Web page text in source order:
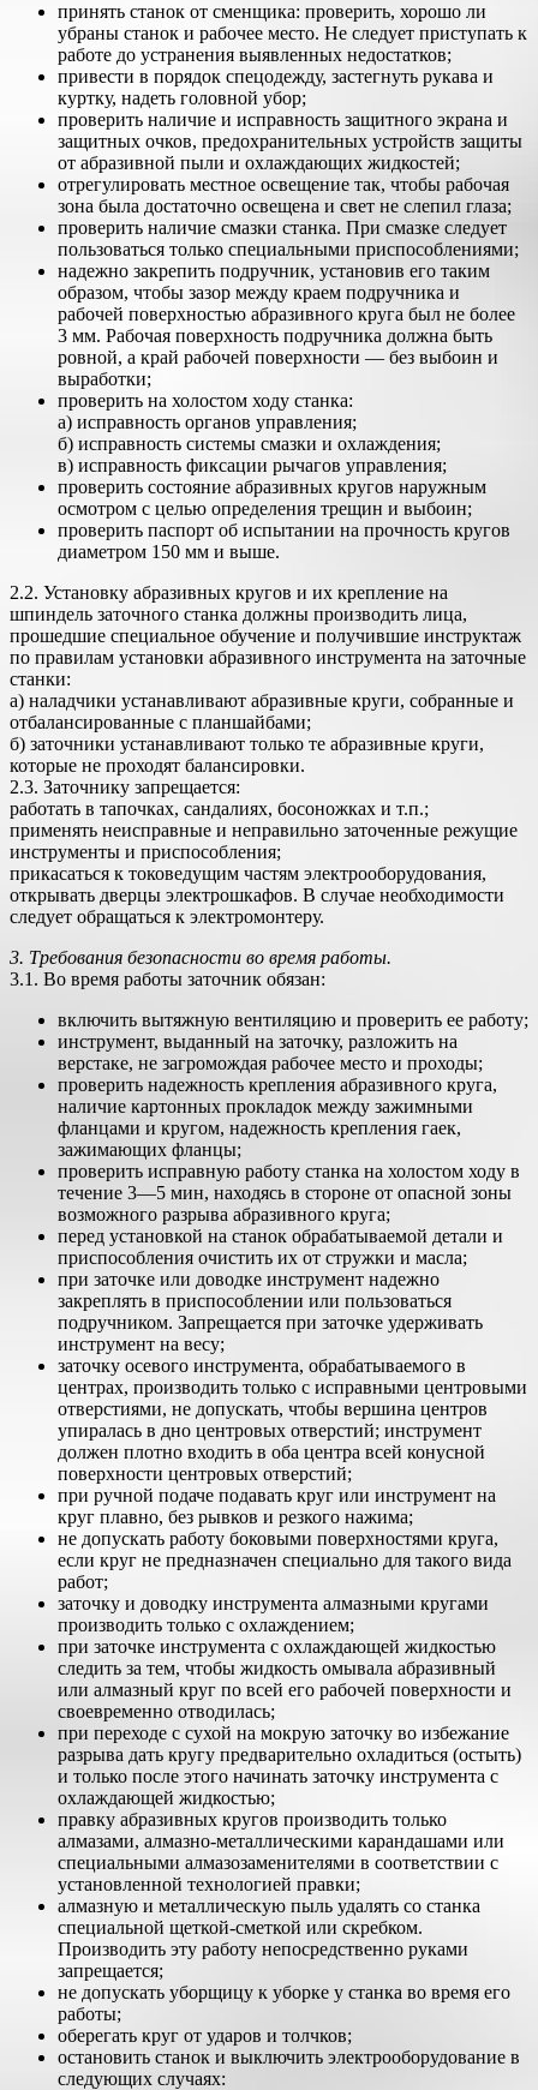
принять станок от сменщика: проверить, хорошо ли
убраны станок и рабочее место. Не следует приступать к
работе до устранения выявленных недостатков;
привести в порядок спецодежду, застегнуть рукава и
куртку, надеть головной убор;
проверить наличие и исправность защитного экрана и
защитных очков, предохранительных устройств защиты
от абразивной пыли и охлаждающих жидкостей;
отрегулировать местное освещение так, чтобы рабочая
зона была достаточно освещена и свет не слепил глаза;
проверить наличие смазки станка. При смазке следует
пользоваться только специальными приспособлениями;
надежно закрепить подручник, установив его таким
образом, чтобы зазор между краем подручника и
рабочей поверхностью абразивного круга был не более
3 мм. Рабочая поверхность подручника должна быть
ровной, а край рабочей поверхности — без выбоин и
выработки;
проверить на холостом ходу станка:
а) исправность органов управления;
б) исправность системы смазки и охлаждения;
в) исправность фиксации рычагов управления;
проверить состояние абразивных кругов наружным
осмотром с целью определения трещин и выбоин;
проверить паспорт об испытании на прочность кругов
диаметром 150 мм и выше.
2.2. Установку абразивных кругов и их крепление на
шпиндель заточного станка должны производить лица,
прошедшие специальное обучение и получившие инструктаж
по правилам установки абразивного инструмента на заточные
станки:
а) наладчики устанавливают абразивные круги, собранные и
отбалансированные с планшайбами;
б) заточники устанавливают только те абразивные круги,
которые не проходят балансировки.
2.3. Заточнику запрещается:
работать в тапочках, сандалиях, босоножках и т.п.;
применять неисправные и неправильно заточенные режущие
инструменты и приспособления;
прикасаться к токоведущим частям электрооборудования,
открывать дверцы электрошкафов. В случае необходимости
следует обращаться к электромонтеру.
3. Требования безопасности во время работы.
3.1. Во время работы заточник обязан:
включить вытяжную вентиляцию и проверить ее работу;
инструмент, выданный на заточку, разложить на
верстаке, не загромождая рабочее место и проходы;
проверить надежность крепления абразивного круга,
наличие картонных прокладок между зажимными
фланцами и кругом, надежность крепления гаек,
зажимающих фланцы;
проверить исправную работу станка на холостом ходу в
течение 3—5 мин, находясь в стороне от опасной зоны
возможного разрыва абразивного круга;
перед установкой на станок обрабатываемой детали и
приспособления очистить их от стружки и масла;
при заточке или доводке инструмент надежно
закреплять в приспособлении или пользоваться
подручником. Запрещается при заточке удерживать
инструмент на весу;
заточку осевого инструмента, обрабатываемого в
центрах, производить только с исправными центровыми
отверстиями, не допускать, чтобы вершина центров
упиралась в дно центровых отверстий; инструмент
должен плотно входить в оба центра всей конусной
поверхности центровых отверстий;
при ручной подаче подавать круг или инструмент на
круг плавно, без рывков и резкого нажима;
не допускать работу боковыми поверхностями круга,
если круг не предназначен специально для такого вида
работ;
заточку и доводку инструмента алмазными кругами
производить только с охлаждением;
при заточке инструмента с охлаждающей жидкостью
следить за тем, чтобы жидкость омывала абразивный
или алмазный круг по всей его рабочей поверхности и
своевременно отводилась;
при переходе с сухой на мокрую заточку во избежание
разрыва дать кругу предварительно охладиться (остыть)
и только после этого начинать заточку инструмента с
охлаждающей жидкостью;
правку абразивных кругов производить только
алмазами, алмазно-металлическими карандашами или
специальными алмазозаменителями в соответствии с
установленной технологией правки;
алмазную и металлическую пыль удалять со станка
специальной щеткой-сметкой или скребком.
Производить эту работу непосредственно руками
запрещается;
не допускать уборщицу к уборке у станка во время его
работы;
оберегать круг от ударов и толчков;
остановить станок и выключить электрооборудование в
следующих случаях: